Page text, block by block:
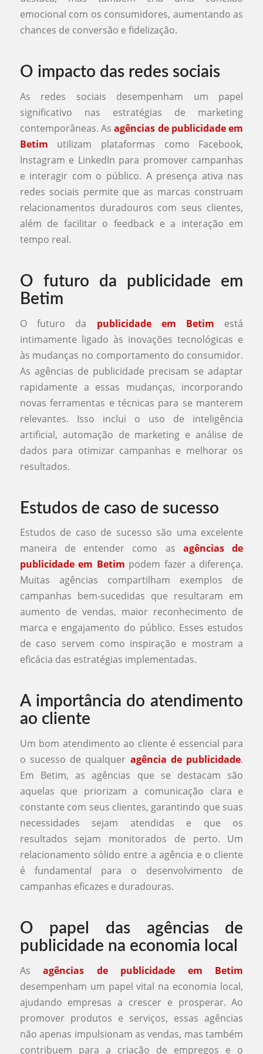
emocional com os consumidores, aumentando as
chances de conversão e fidelização.
O impacto das redes sociais
As redes sociais desempenham um papel
significativo nas estratégias de marketing
contemporâneas. Asagências de publicidade em
Betim utilizam plataformas como Facebook,
Instagram e LinkedIn para promover campanhas
e interagir com o público. A presença ativa nas
redes sociais permite que as marcas construam
relacionamentos duradouros com seus clientes,
além de facilitar o feedback e a interação em
tempo real.
O futuro da publicidade em
Betim
O futuro da publicidade em Betim está
intimamente ligado às inovações tecnológicas e
às mudanças no comportamento do consumidor.
As agências de publicidade precisam se adaptar
rapidamente a essas mudanças, incorporando
novas ferramentas e técnicas para se manterem
relevantes. Isso inclui o uso de inteligência
artificial, automação de marketing e análise de
dados para otimizar campanhas e melhorar os
resultados.
Estudos de caso de sucesso
Estudos de caso de sucesso são uma excelente
maneira de entender como asagências de
publicidade em Betim podem fazer a diferença.
Muitas agências compartilham exemplos de
campanhas bem-sucedidas que resultaram em
aumento de vendas, maior reconhecimento de
marca e engajamento do público. Esses estudos
de caso servem como inspiração e mostram a
eficácia das estratégias implementadas.
A importância do atendimento
ao cliente
Um bom atendimento ao cliente é essencial para
o sucesso de qualquer agência de publicidade.
Em Betim, as agências que se destacam são
aquelas que priorizam a comunicação clara e
constante com seus clientes, garantindo que suas
necessidades sejam atendidas e que os
resultados sejam monitorados de perto. Um
relacionamento sólido entre a agência e o cliente
é fundamental para o desenvolvimento de
campanhas eficazes e duradouras.
O papel das agências de
publicidade na economia local
Asagências de publicidade em Betim
desempenham um papel vital na economia local,
ajudando empresas a crescer e prosperar. Ao
promover produtos e serviços, essas agências
não apenas impulsionam as vendas, mas também
contribuem para a criação de empregos e o